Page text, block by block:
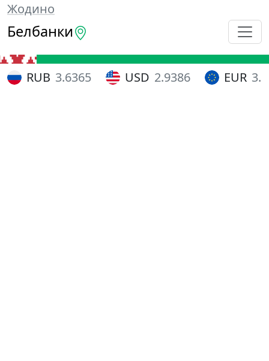
Жодино
Белбанки
RUB 3.6365 USD 2.9386 EUR